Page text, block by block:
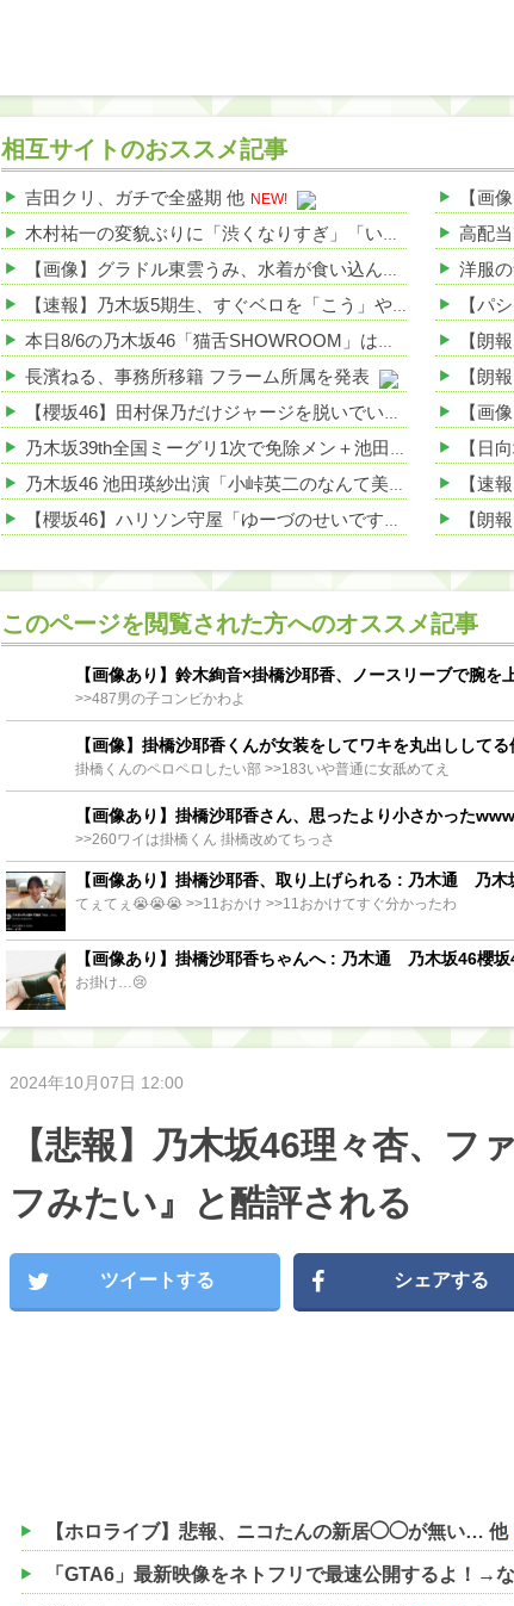
相互サイトのおススメ記事
吉田クリ、ガチで全盛期 他 NEW!
木村祐一の変貌ぶりに「渋くなりすぎ」「いつの間にかイケおじに」の声 他
【画像】グラドル東雲うみ、水着が食い込んだ横尻がHすぎる 他
【速報】乃木坂5期生、すぐベロを「こう」やってシてしまうwwwwww 他
本日8/6の乃木坂46「猫舌SHOWROOM」は筒井あやめ＆鈴木佑捺
長濱ねる、事務所移籍 フラーム所属を発表
【櫻坂46】田村保乃だけジャージを脱いでいた理由
乃木坂39th全国ミーグリ1次で免除メン＋池田・一ノ瀬・井上・川﨑・菅原・中西が全完売
乃木坂46 池田瑛紗出演「小峠英二のなんて美だ！」テーマ：徳川家康【2025.8.5 24:00〜 TOKYO MX】
【櫻坂46】ハリソン守屋「ゆーづのせいです」【ラヴィット!】
【日向坂46】この月、何かあるのか！？『お願いバッハ！』ミーグリ日程がこちら
Powered by livedoor 相互RSS
このページを閲覧された方へのオススメ記事
【画像あり】鈴木絢音×掛橋沙耶香、ノースリーブで腕を
>>487男の子コンビかわよ
【画像】掛橋沙耶香くんが女装をしてワキを丸出しして
掛橋くんのペロペロしたい部 >>183いや普通に女舐めてえ
【画像あり】掛橋沙耶香さん、思ったより小さかった
>>260ワイは掛橋くん 掛橋改めてちっさ
【画像あり】掛橋沙耶香、取り上げられる : 乃木通 乃
てぇてぇ😭😭😭 >>11おかけ >>11おかけてすぐ分かったわ
【画像あり】掛橋沙耶香ちゃんへ : 乃木通 乃木坂46櫻
お掛け…😢
2024年10月07日 12:00
【悲報】乃木坂46理々杏、フ
フみたい』と酷評される
ツイートする シェアする
【ホロライブ】悲報、ニコたんの新居◯◯が無い… 他
「GTA6」最新映像をネトフリで最速公開するよ！→